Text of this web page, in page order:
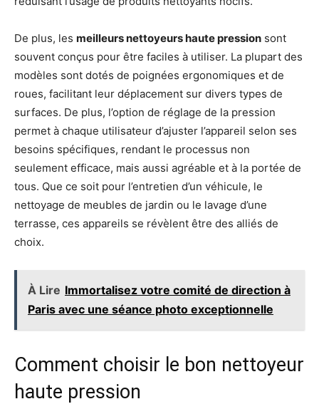
De plus, les meilleurs nettoyeurs haute pression sont
souvent conçus pour être faciles à utiliser. La plupart des
modèles sont dotés de poignées ergonomiques et de
roues, facilitant leur déplacement sur divers types de
surfaces. De plus, l’option de réglage de la pression
permet à chaque utilisateur d’ajuster l’appareil selon ses
besoins spécifiques, rendant le processus non
seulement efficace, mais aussi agréable et à la portée de
tous. Que ce soit pour l’entretien d’un véhicule, le
nettoyage de meubles de jardin ou le lavage d’une
terrasse, ces appareils se révèlent être des alliés de
choix.
À Lire Immortalisez votre comité de direction à
Paris avec une séance photo exceptionnelle
Comment choisir le bon nettoyeur
haute pression